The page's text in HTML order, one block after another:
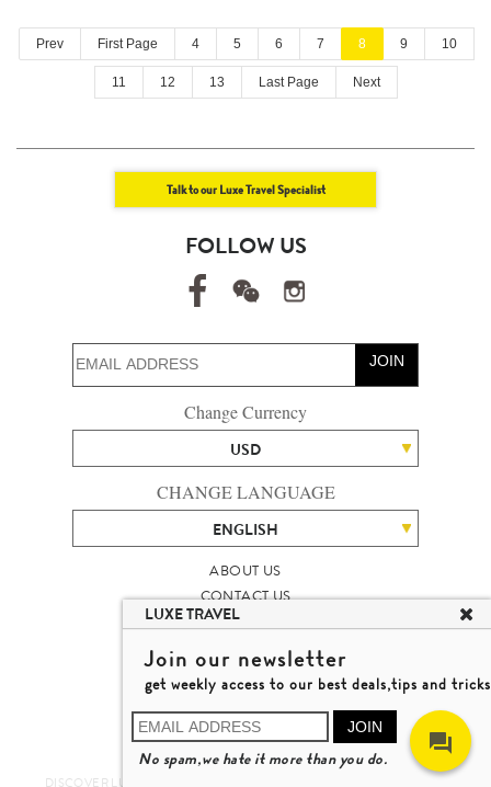
Prev First Page 4 5 6 7 8 9 10
11 12 13 Last Page Next
Talk to our Luxe Travel Specialist
FOLLOW US
JOIN
Change Currency
USD
CHANGE LANGUAGE
ENGLISH
ABOUT US
CONTACT US
TALENT
LUXURY TRAVEL SITE MAP
MICHAEL'S TRAVEL TALK
TERMS & CONDITIONS
© 2026 LUXE TRAVEL LIMITED
LICENCE NO. 353662
LEARN MORE
DISCOVER LUXURY TRAVEL IN A DIFFERENT WAY 發現與探索豪華旅遊
LUXE TRAVEL
Join our newsletter
get weekly access to our best deals,tips and tricks
JOIN
No spam,we hate it more than you do.